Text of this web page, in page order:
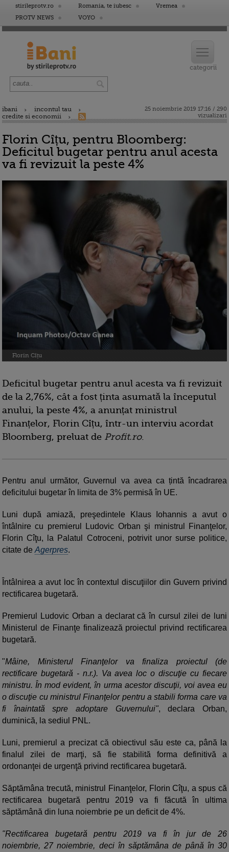
stirileprotv.ro Romania, te iubesc
Vremea
PROTV NEWS
VOYO
ibani
incontul tau
credite si economii
25 noiembrie 2019 17:16 / 290
vizualizari
Florin Cîțu, pentru Bloomberg:
Deficitul bugetar pentru anul acesta
va fi revizuit la peste 4%
Florin Cîțu
Deficitul bugetar pentru anul acesta va fi revizuit
de la 2,76%, cât a fost ținta asumată la începutul
anului, la peste 4%, a anunțat ministrul
Finanțelor, Florin Cîțu, într-un interviu acordat
Bloomberg, preluat de Profit.ro.
Pentru anul următor, Guvernul va avea ca țintă încadrarea
deficitului bugetar în limita de 3% permisă în UE.
Luni după amiază, preşedintele Klaus Iohannis a avut o
întâlnire cu premierul Ludovic Orban şi ministrul Finanţelor,
Florin Cîţu, la Palatul Cotroceni, potrivit unor surse politice,
citate de Agerpres.
Întâlnirea a avut loc în contextul discuţiilor din Guvern privind
rectificarea bugetară.
Premierul Ludovic Orban a declarat că în cursul zilei de luni
Ministerul de Finanţe finalizează proiectul privind rectificarea
bugetară.
"Mâine, Ministerul Finanţelor va finaliza proiectul (de
rectificare bugetară - n.r.). Va avea loc o discuţie cu fiecare
ministru. În mod evident, în urma acestor discuţii, voi avea eu
o discuţie cu ministrul Finanţelor pentru a stabili forma care va
fi înaintată spre adoptare Guvernului", declara Orban,
duminică, la sediul PNL.
Luni, premierul a precizat că obiectivul său este ca, până la
finalul zilei de marţi, să fie stabilită forma definitivă a
ordonanţei de urgenţă privind rectificarea bugetară.
Săptămâna trecută, ministrul Finanţelor, Florin Cîţu, a spus că
rectificarea bugetară pentru 2019 va fi făcută în ultima
săptămână din luna noiembrie pe un deficit de 4%.
"Rectificarea bugetară pentru 2019 va fi în jur de 26
noiembrie, 27 noiembrie, deci în săptămâna de până în 30